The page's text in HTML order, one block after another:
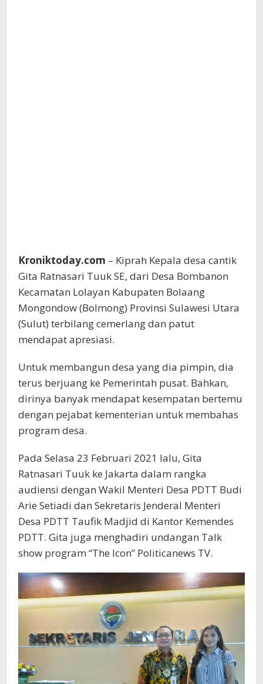
Kroniktoday.com – Kiprah Kepala desa cantik
Gita Ratnasari Tuuk SE, dari Desa Bombanon
Kecamatan Lolayan Kabupaten Bolaang
Mongondow (Bolmong) Provinsi Sulawesi Utara
(Sulut) terbilang cemerlang dan patut
mendapat apresiasi.
Untuk membangun desa yang dia pimpin, dia
terus berjuang ke Pemerintah pusat. Bahkan,
dirinya banyak mendapat kesempatan bertemu
dengan pejabat kementerian untuk membahas
program desa.
Pada Selasa 23 Februari 2021 lalu, Gita
Ratnasari Tuuk ke Jakarta dalam rangka
audiensi dengan Wakil Menteri Desa PDTT Budi
Arie Setiadi dan Sekretaris Jenderal Menteri
Desa PDTT Taufik Madjid di Kantor Kemendes
PDTT. Gita juga menghadiri undangan Talk
show program “The Icon” Politicanews TV.